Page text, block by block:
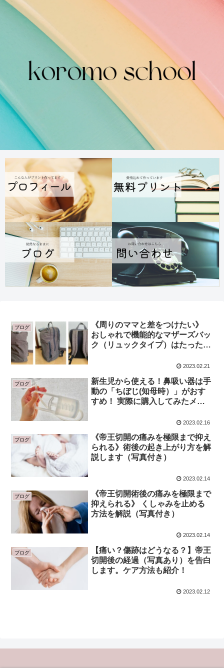
ブログ
《周りのママと差をつけたい》
おしゃれで機能的なマザーズバッ
ク（リュックタイプ）はたった１
2023.02.21
ブログ
新生児から使える！鼻吸い器は手
動の「ちぼじ(知母時）」がおす
すめ！ 実際に購入してみたメリ
2023.02.16
ブログ
《帝王切開の痛みを極限まで抑え
られる》術後の起き上がり方を解
説します（写真付き）
2023.02.14
ブログ
《帝王切開術後の痛みを極限まで
抑えられる》 くしゃみを止める
方法を解説（写真付き）
2023.02.14
ブログ
【痛い？傷跡はどうなる？】帝王
切開後の経過（写真あり）を告白
します。ケア方法も紹介！
2023.02.12